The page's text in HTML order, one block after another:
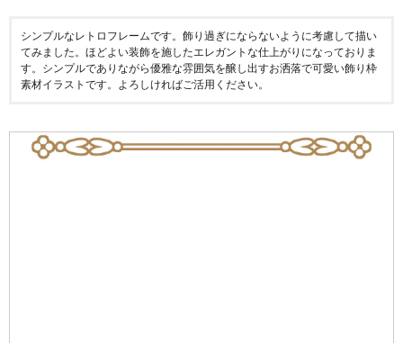
シンプルなレトロフレームです。飾り過ぎにならないように考慮して描い
てみました。ほどよい装飾を施したエレガントな仕上がりになっておりま
す。シンプルでありながら優雅な雰囲気を醸し出すお洒落で可愛い飾り枠
素材イラストです。よろしければご活用ください。